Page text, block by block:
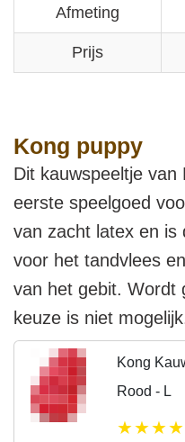
Afmeting
Prijs
Kong puppy
Dit kauwspeeltje van
eerste speelgoed
van zacht latex en is
voor het tandvlees
van het gebit. Wordt
keuze is niet
Kong
Rood - L